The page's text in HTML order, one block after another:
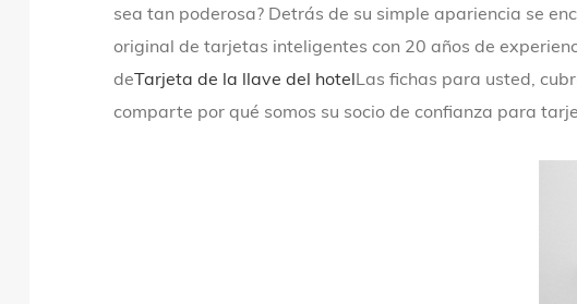
sea tan poderosa? Detrás de su simple apariencia se
original de tarjetas inteligentes con 20 años de
deTarjeta de la llave del hotelLas fichas para usted,
comparte por qué somos su socio de confianza para